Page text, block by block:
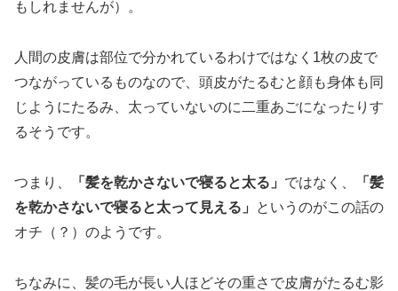
もしれませんが）。
人間の皮膚は部位で分かれているわけではなく1枚の皮で
つながっているものなので、頭皮がたるむと顔も身体も同
じようにたるみ、太っていないのに二重あごになったりす
るそうです。
つまり、 「髪を乾かさないで寝ると太る」 ではなく、
「髪
を乾かさないで寝ると太って見える」
というのがこの話の
オチ（？）のようです。
ちなみに、髪の毛が長い人ほどその重さで皮膚がたるむ影